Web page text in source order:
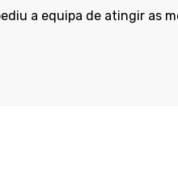
a equipa de atingir as